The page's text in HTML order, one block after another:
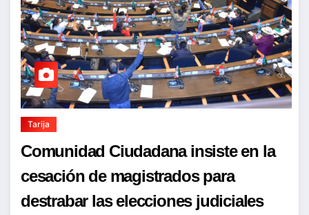
Tarija
Comunidad Ciudadana insiste en la
cesación de magistrados para
destrabar las elecciones judiciales